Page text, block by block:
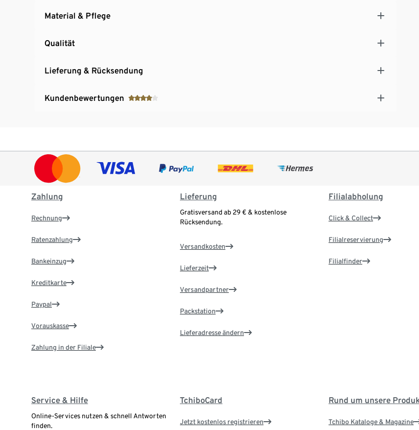
Material & Pflege
Qualität
Lieferung & Rücksendung
Kundenbewertungen
Zahlung
Rechnung
Ratenzahlung
Bankeinzug
Kreditkarte
Paypal
Vorauskasse
Zahlung in der Filiale
Lieferung
Gratisversand ab 29 € & kostenlose
Rücksendung.
Versandkosten
Lieferzeit
Versandpartner
Packstation
Lieferadresse ändern
Filialabholung
Click & Collect
Filialreservierung
Filialfinder
Service & Hilfe
Online-Services nutzen & schnell Antworten
finden.
TchiboCard
Jetzt kostenlos registrieren
Rund um unsere
Tchibo Kataloge & Magazine